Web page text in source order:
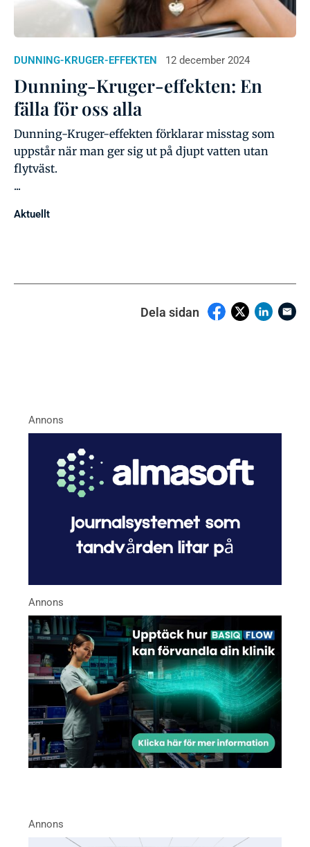
DUNNING-KRUGER-EFFEKTEN 12 december 2024
Dunning-Kruger-effekten: En
fälla för oss alla
Dunning-Kruger-effekten förklarar misstag som
uppstår när man ger sig ut på djupt vatten utan
flytväst.
...
Aktuellt
Dela sidan